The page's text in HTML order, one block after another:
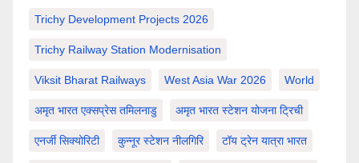
Trichy Development Projects 2026
Trichy Railway Station Modernisation
Viksit Bharat Railways West Asia War 2026 World
अमृत भारत एक्सप्रेस तमिलनाडु अमृत भारत स्टेशन योजना ट्रिची
एनर्जी सिक्योरिटी कुन्नूर स्टेशन नीलगिरि टॉय ट्रेन यात्रा भारत